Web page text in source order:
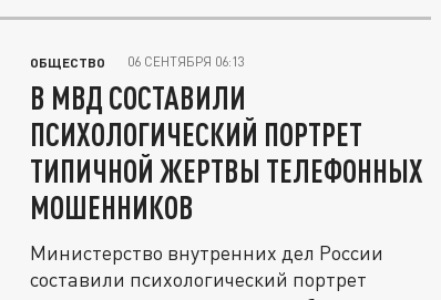
ОБЩЕСТВО 06 СЕНТЯБРЯ 06:13
В МВД СОСТАВИЛИ
ПСИХОЛОГИЧЕСКИЙ ПОРТРЕТ
ТИПИЧНОЙ ЖЕРТВЫ ТЕЛЕФОННЫХ
МОШЕННИКОВ
Министерство внутренних дел России
составили психологический портрет